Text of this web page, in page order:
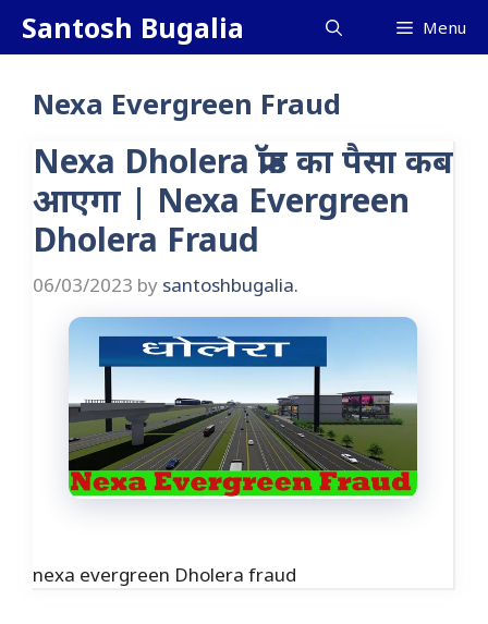
SkipSantosh Bugalia Menu
Nexa Evergreen Fraud
Nexa Dholera फ्रॉड का पैसा कब
आएगा | Nexa Evergreen
Dholera Fraud
06/03/2023 by santoshbugalia.
nexa evergreen Dholera fraud